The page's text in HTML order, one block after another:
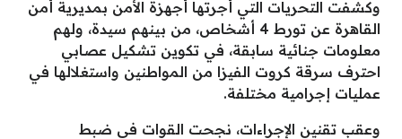
وكشفت التحريات التي أجرتها أجهزة الأمن بمديرية أمن
القاهرة عن تورط 4 أشخاص، من بينهم سيدة، ولهم
معلومات جنائية سابقة، في تكوين تشكيل عصابي
احترف سرقة كروت الفيزا من المواطنين واستغلالها في
عمليات إجرامية مختلفة.
وعقب تقنين الإجراءات، نجحت القوات في ضبط